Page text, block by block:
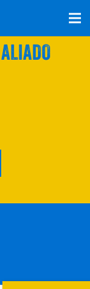
CON UNA